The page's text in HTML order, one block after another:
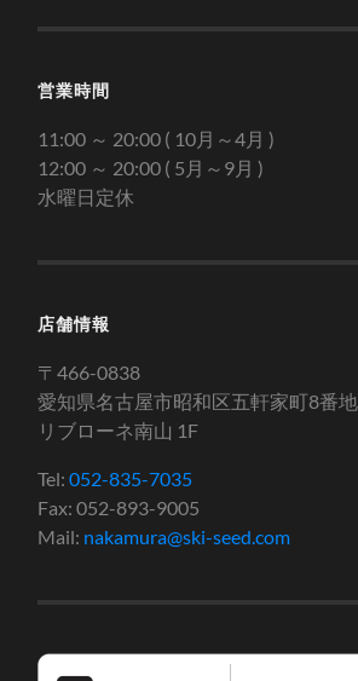
営業時間
11:00 ～ 20:00 ( 10月～4月 )
12:00 ～ 20:00 ( 5月～9月 )
水曜日定休
店舗情報
〒466-0838
愛知県名古屋市昭和区五軒家町8番地
リブローネ南山 1F
Tel:052-835-7035
Fax: 052-893-9005
Mail: nakamura@ski-seed.com